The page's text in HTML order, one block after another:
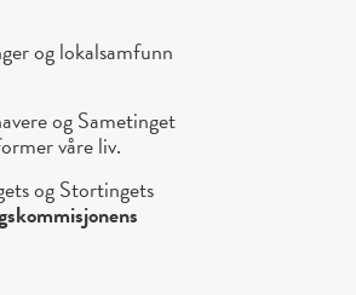
og lokalsamfunn
og Sametinget
våre liv.
og Stortingets